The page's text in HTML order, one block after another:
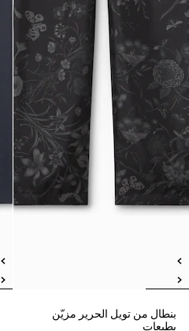
بنطال من تويل الحرير مزيّن
بطبعات